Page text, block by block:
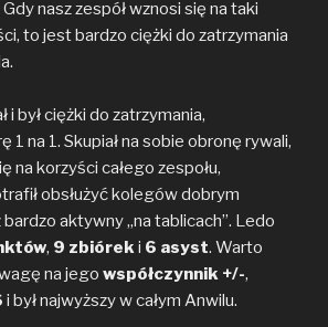
nasz zespół wznosi się na taki
to jest bardzo ciężki do zatrzymania
i był ciężki do zatrzymania,
1 na 1. Skupiał na sobie obronę rywali,
na korzyści całego zespołu,
obsłużyć kolegów dobrym
aktywny „na tablicach”. Ledo
, 9 zbióreki 6 asyst. Warto
na jego współczynnik +/-,
i był najwyższy w całym Anwilu.